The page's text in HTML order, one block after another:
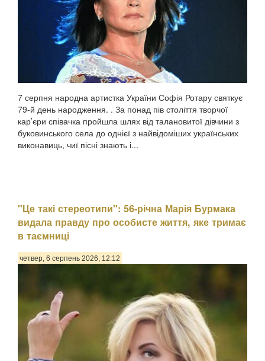
7 серпня народна артистка України Софія Ротару святкує
79-й день народження. . За понад пів століття творчої
кар’єри співачка пройшла шлях від талановитої дівчини з
буковинського села до однієї з найвідоміших українських
виконавиць, чиї пісні знають і...
"Це такі стереотипи": 56-річна Марія Бурмака
видала правду про особисте життя, яке тримає
в таємниці
четвер, 6 серпень 2026, 12:12